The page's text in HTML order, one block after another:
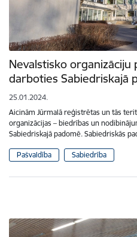
Nevalstisko organizāciju
darboties Sabiedriskajā
25.01.2024.
Aicinām Jūrmalā reģistrētas un tās
organizācijas – biedrības un
Sabiedriskajā padomē. Sabiedriskās
Pašvaldība Sabiedrība